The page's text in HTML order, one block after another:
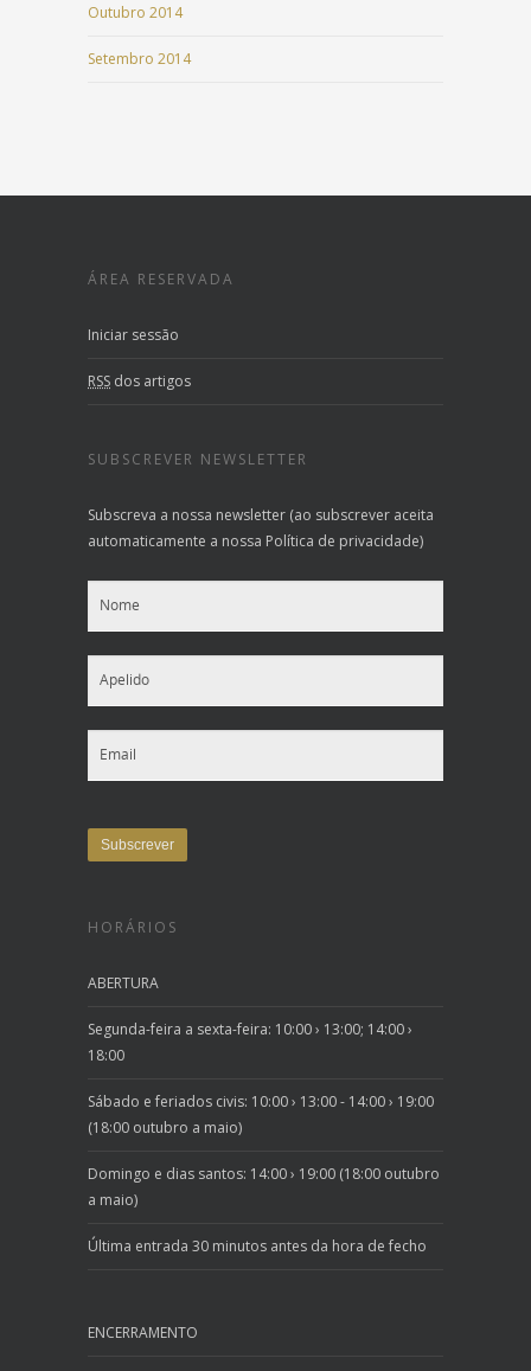
Outubro 2014
Setembro 2014
ÁREA RESERVADA
Iniciar sessão
RSS dos artigos
SUBSCREVER NEWSLETTER
Subscreva a nossa newsletter (ao subscrever aceita
automaticamente a nossa Política de privacidade)
HORÁRIOS
ABERTURA
Segunda-feira a sexta-feira: 10:00 › 13:00; 14:00 ›
18:00
Sábado e feriados civis: 10:00 › 13:00 - 14:00 › 19:00
(18:00 outubro a maio)
Domingo e dias santos: 14:00 › 19:00 (18:00 outubro
a maio)
Última entrada 30 minutos antes da hora de fecho
ENCERRAMENTO